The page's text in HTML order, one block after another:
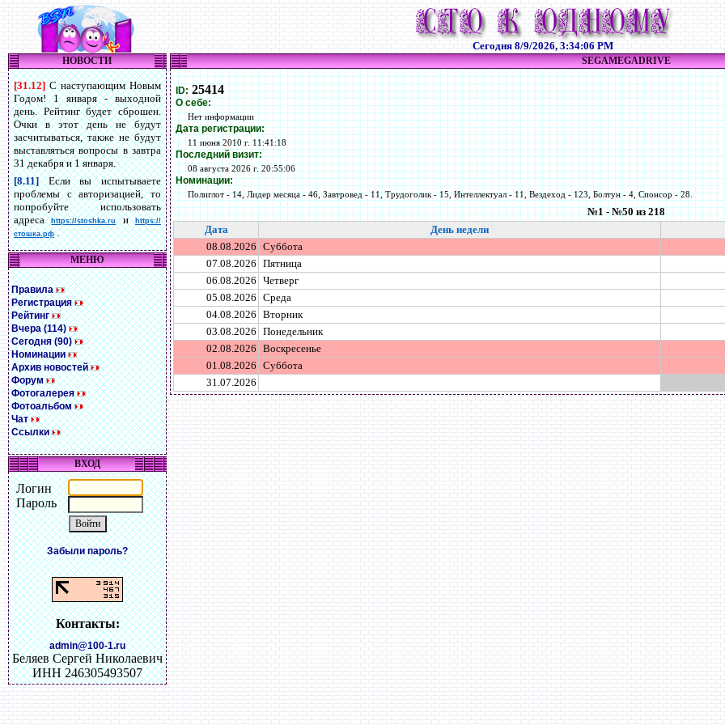
Сегодня 8/9/2026, 3:34:06 PM
НОВОСТИ
[31.12]С наступающим Новым
Годом! 1 января - выходной
день. Рейтинг будет сброшен.
Очки в этот день не будут
засчитываться, также не будут
выставляться вопросы в завтра
31 декабря и 1 января.
[8.11]Если вы испытываете
проблемы с авторизацией, то
попробуйте использовать
адресаhttps://stoshka.ruиhttps://
стошка.рф.
МЕНЮ
Правила
Регистрация
Рейтинг
Вчера (114)
Сегодня (90)
Номинации
Архив новостей
Форум
Фотогалерея
Фотоальбом
Чат
Ссылки
ВХОД
Логин
Пароль
Забыли пароль?
Контакты:
admin@100-1.ru
Беляев Сергей Николаевич
ИНН 246305493507
SEGAMEGADRIVE
ID: 25414
О себе:
Нет информации
Дата регистрации:
11 июня 2010 г. 11:41:18
Последний визит:
08 августа 2026 г. 20:55:06
Номинации:
Полиглот - 14, Лидер месяца - 46, Завтровед - 11, Трудоголик - 15, Интеллектуал - 11, Вездеход - 123, Болтун - 4, Спонсор - 28.
№1 - №50 из 218
Дата День недели
08.08.2026 Суббота
07.08.2026 Пятница
06.08.2026 Четверг
05.08.2026 Среда
04.08.2026 Вторник
03.08.2026 Понедельник
02.08.2026 Воскресенье
01.08.2026 Суббота
31.07.2026